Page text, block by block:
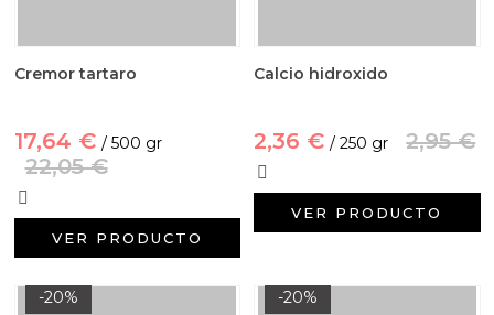
Cremor tartaro
17,64 € / 500 gr
22,05 €
VER PRODUCTO
Calcio hidroxido
2,36 € / 250 gr 2,95 €
VER PRODUCTO
-20% -20%